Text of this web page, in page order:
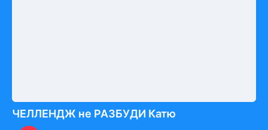
ЧЕЛЛЕНДЖ не РАЗБУДИ Катю